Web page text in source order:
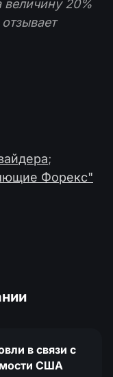
величину 20%
;
Форекс"
в связи с
США